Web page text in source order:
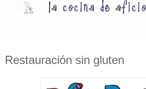
Restauración sin gluten